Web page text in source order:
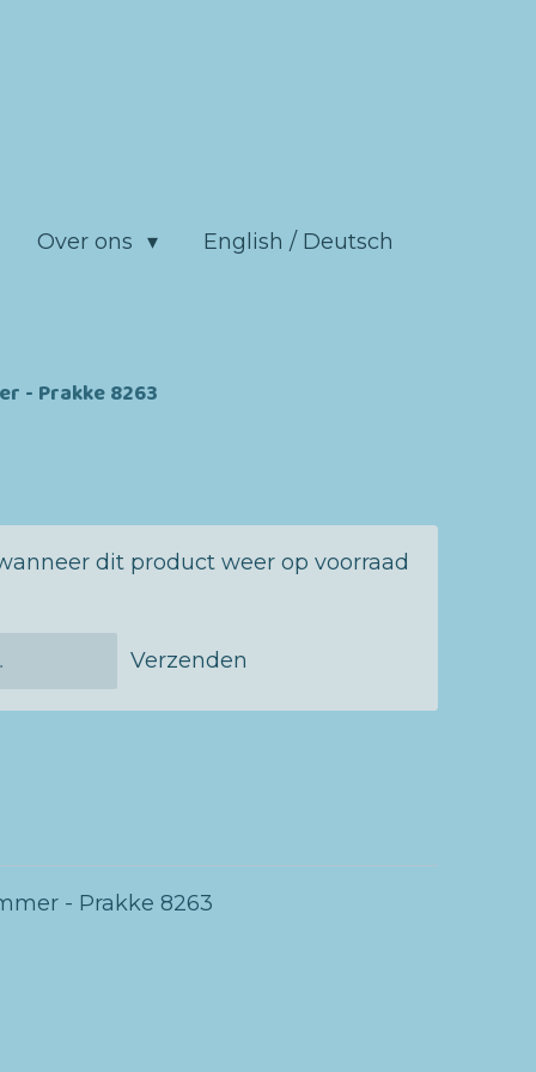
Over ons English / Deutsch
- Prakke 8263
dit product weer op voorraad
Verzenden
- Prakke 8263